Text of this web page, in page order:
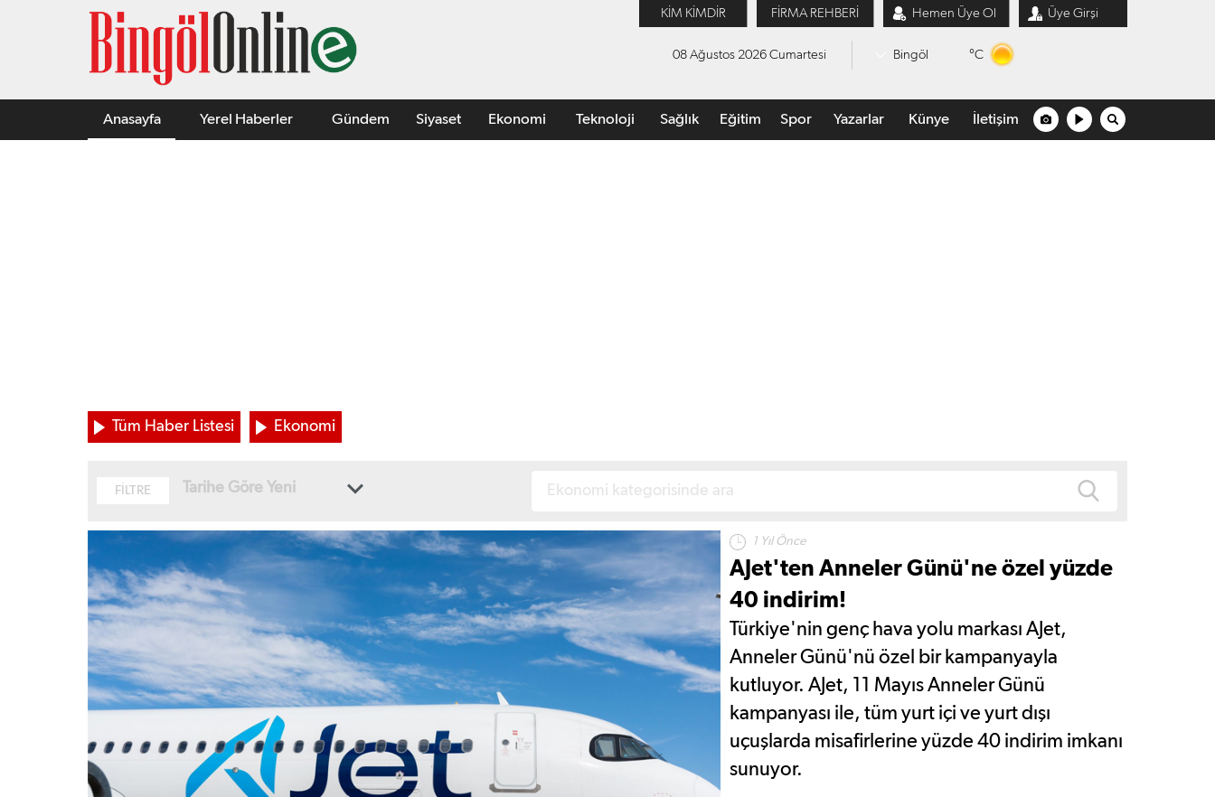
KİM KİMDİR FİRMA REHBERİ Hemen Üye Ol Üye Girşi
08 Ağustos 2026 Cumartesi Bingöl °C
Anasayfa Yerel Haberler Gündem Siyaset Ekonomi Teknoloji Sağlık Eğitim Spor Yazarlar Künye İletişim
Tüm Haber Listesi Ekonomi
FİLTRE Tarihe Göre Yeni
1 Yıl Önce
AJet'ten Anneler Günü'ne özel yüzde
40 indirim!
Türkiye'nin genç hava yolu markası AJet,
Anneler Günü'nü özel bir kampanyayla
kutluyor. AJet, 11 Mayıs Anneler Günü
kampanyası ile, tüm yurt içi ve yurt dışı
uçuşlarda misafirlerine yüzde 40 indirim imkanı
sunuyor.